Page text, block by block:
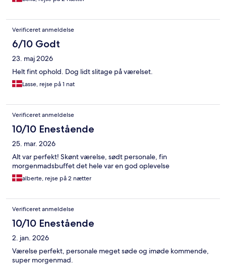
Verificeret anmeldelse
6/10 Godt
23. maj 2026
Helt fint ophold. Dog lidt slitage på værelset.
Lasse, rejse på 1 nat
Verificeret anmeldelse
10/10 Enestående
25. mar. 2026
Alt var perfekt! Skønt værelse, sødt personale, fin
morgenmadsbuffet det hele var en god oplevelse
alberte, rejse på 2 nætter
Verificeret anmeldelse
10/10 Enestående
2. jan. 2026
Værelse perfekt, personale meget søde og imøde kommende,
super morgenmad.